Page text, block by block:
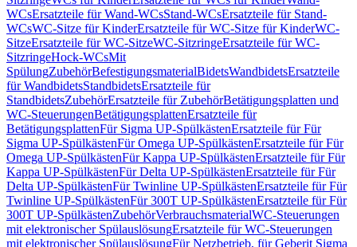
WCsErsatzteile für Wand-WCsStand-WCsErsatzteile für Stand-
WCsWC-Sitze für KinderErsatzteile für WC-Sitze für KinderWC-
SitzeErsatzteile für WC-SitzeWC-SitzringeErsatzteile für WC-
SitzringeHock-WCsMit
SpülungZubehörBefestigungsmaterialBidetsWandbidetsErsatzteile
für WandbidetsStandbidetsErsatzteile für
StandbidetsZubehörErsatzteile für ZubehörBetätigungsplatten und
WC-SteuerungenBetätigungsplattenErsatzteile für
BetätigungsplattenFür Sigma UP-SpülkästenErsatzteile für Für
Sigma UP-SpülkästenFür Omega UP-SpülkästenErsatzteile für Für
Omega UP-SpülkästenFür Kappa UP-SpülkästenErsatzteile für Für
Kappa UP-SpülkästenFür Delta UP-SpülkästenErsatzteile für Für
Delta UP-SpülkästenFür Twinline UP-SpülkästenErsatzteile für Für
Twinline UP-SpülkästenFür 300T UP-SpülkästenErsatzteile für Für
300T UP-SpülkästenZubehörVerbrauchsmaterialWC-Steuerungen
mit elektronischer SpülauslösungErsatzteile für WC-Steuerungen
mit elektronischer SpülauslösungFür Netzbetrieb, für Geberit Sigma